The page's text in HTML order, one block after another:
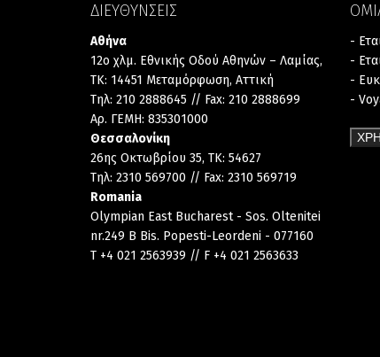
ΔΙΕΥΘΥΝΣΕΙΣ
Αθήνα
12ο χλμ. Εθνικής Οδού Αθηνών – Λαμίας,
TK: 14451 Μεταμόρφωση, Αττική
Τηλ: 210 2888645 // Fax: 210 2888699
Αρ. ΓΕΜΗ: 835301000
Θεσσαλονίκη
26ης Οκτωβρίου 35, TK: 54627
Τηλ: 2310 569700 // Fax: 2310 569719
Romania
Olympian East Bucharest - Sos. Oltenitei
nr.249 B Bis. Popesti-Leordeni - 077160
T +4 021 2563939 // F +4 021 2563633
-
-
-
-